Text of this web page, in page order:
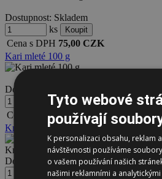
Dostupnost: Skladem
ks
Cena s DPH 75,00 CZK
Kari mleté 100 g
Dostupnost:
ks
Cena s DPH 27,00CZK
Kmín celý 1 kg
Kmín celý
Dostupnost: Skladem
ks
Tyto webové
používají
K personalizaci obsahu, reklam
návštěvnosti používáme
o vašem používání našich
našimi reklamními a